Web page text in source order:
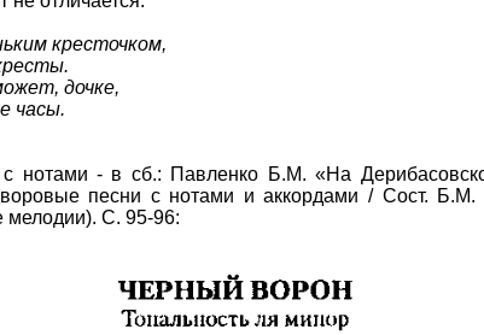
кресточком,
дочке,
часы.
с нотами - в сб.: Павленко Б.М. «На
песни с нотами и аккордами / Сост.
C. 95-96: